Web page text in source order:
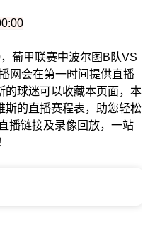
葡甲联赛中波尔图B队VS
网会在第一时间提供直播
的球迷可以收藏本页面，本
斯的直播赛程表，助您轻松
播链接及录像回放，一站